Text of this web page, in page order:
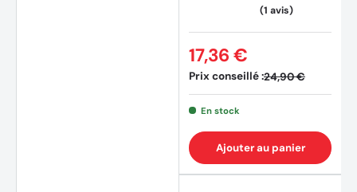
Prix conseillé :24,90 €
17,36 €
En stock
Ajouter au panier